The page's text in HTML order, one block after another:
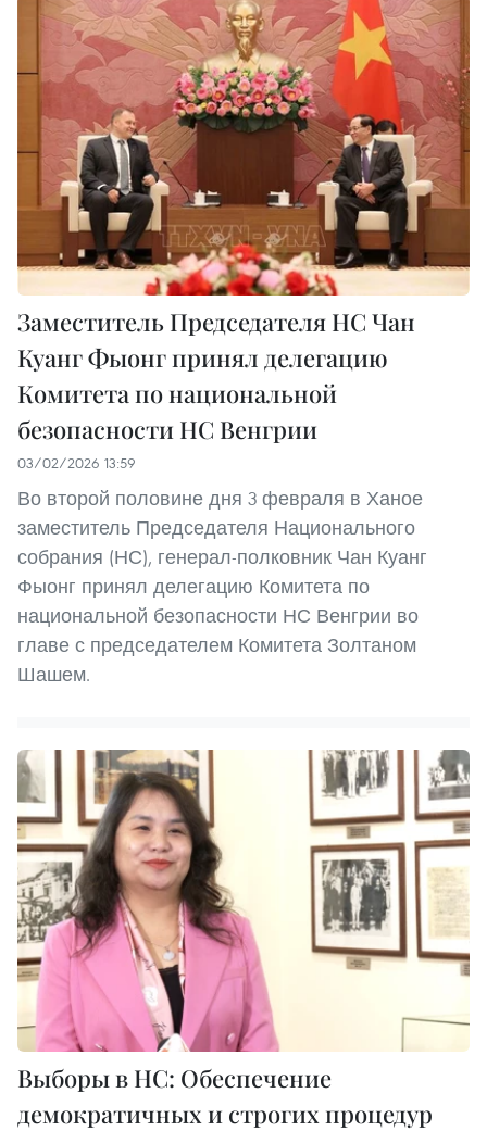
Заместитель Председателя НС Чан
Куанг Фыонг принял делегацию
Комитета по национальной
безопасности НС Венгрии
03/02/2026 13:59
Во второй половине дня 3 февраля в Ханое
заместитель Председателя Национального
собрания (НС), генерал-полковник Чан Куанг
Фыонг принял делегацию Комитета по
национальной безопасности НС Венгрии во
главе с председателем Комитета Золтаном
Шашем.
Выборы в НС: Обеспечение
демократичных и строгих процедур